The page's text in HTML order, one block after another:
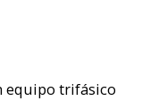
equipo trifásico